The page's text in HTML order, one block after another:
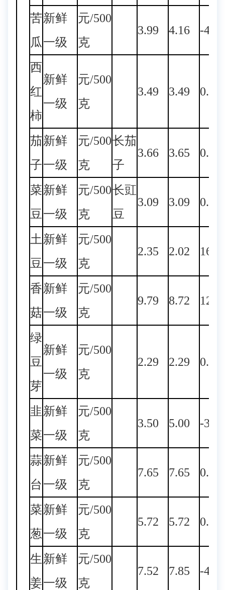
苦
瓜
新鲜
一级
元/500
克
3.99 4.16 -
西
红
柿
新鲜
一级
元/500
克
3.49 3.49 0.00
茄
子
新鲜
一级
元/500
克
长茄
子
3.66 3.65 0.27
菜
豆
新鲜
一级
元/500
克
长豇
豆
3.09 3.09 0.00
土
豆
新鲜
一级
元/500
克
2.35 2.02
香
菇
新鲜
一级
元/500
克
9.79 8.72
绿
豆
芽
新鲜
一级
元/500
克
2.29 2.29 0.00
韭
菜
新鲜
一级
元/500
克
3.50 5.00 -
蒜
台
新鲜
一级
元/500
克
7.65 7.65 0.00
菜
葱
新鲜
一级
元/500
克
5.72 5.72 0.00
生
姜
新鲜
一级
元/500
克
7.52 7.85 -